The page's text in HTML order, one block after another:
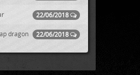
22/06/2018
22/06/2018
dragon